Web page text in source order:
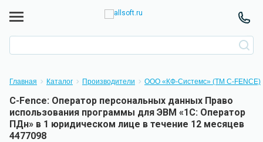
Главная Каталог Производители ООО «КФ-Системс» (TM C-FENCE)
C-Fence: Оператор персональных данных Право
использования программы для ЭВМ «1С: Оператор
ПДн» в 1 юридическом лице в течение 12 месяцев
4477098